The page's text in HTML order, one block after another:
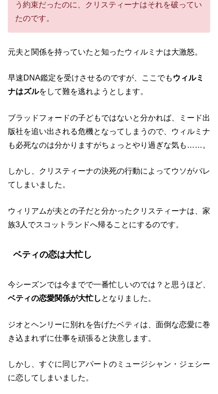
う約束だったのに、クリスティーナはそれを破ってい
たのです。
元夫と関係を持っていたと知ったウィルミナは大激怒。
早速DNA鑑定を受けさせるのですが、ここでも ウィルミ
ナはズルをして難を逃れようとします。
ブラッドフォードの子どもではないと分かれば、ミード出
版社を追い出される危機となってしまうので、ウィルミナ
も必死なのは分かりますがちょっとやり過ぎな気も……。
しかし、クリスティーナの決死の行動によってウソがバレ
てしまいました。
ウィリアムが夫との子だと分かったクリスティーナは、家
族3人でスコットランドへ帰ることにするのです。
ベティの恋は大忙し
今シーズンでは今までで一番忙しいのでは？と思うほど、
ベティの恋愛関係が大忙し となりました。
ジオとヘンリーに別れを告げたベティは、面倒な恋愛に巻
き込まれずに仕事を頑張ると決意します。
しかし、すぐに同じアパートのミュージシャン・ジェシー
に恋してしまいました。